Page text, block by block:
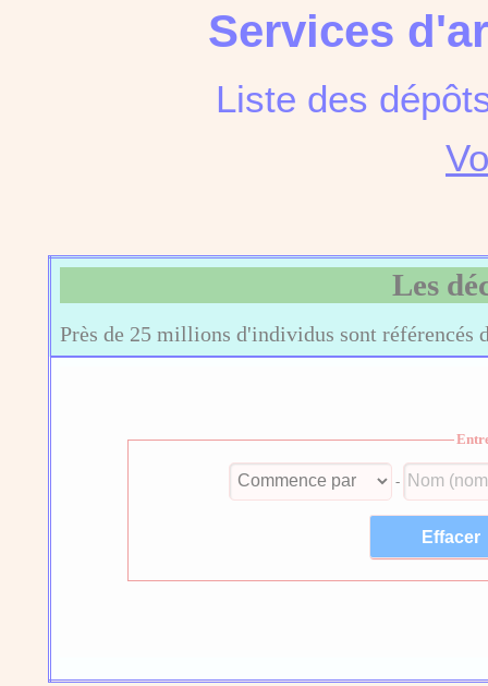
Services
Liste des
Les
Près de 25 millions d'individus sont référencés
-